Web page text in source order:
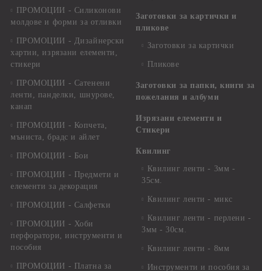
ПРОМОЦИИ - Силиконови
молдове и форми за отливки
ПРОМОЦИИ - Дизайнерски
хартии, изрязани елементи,
стикери
ПРОМОЦИИ - Сатенени
ленти, панделки, шнурове,
канап
ПРОМОЦИИ - Копчета,
мъниста, брадс и айлет
ПРОМОЦИИ - Бои
ПРОМОЦИИ - Предмети и
елементи за декорация
ПРОМОЦИИ - Салфетки
ПРОМОЦИИ - Хоби
перфоратори, инструменти и
пособия
ПРОМОЦИИ - Платна за
Заготовки за картички и
пликове
Заготовки за картички
Пликове
Заготовки за папки, книги за
пожелания и албуми
Изрязани елементи и
Стикери
Квилинг
Квилинг ленти - 3мм -
35см.
Квилинг ленти - микс
Квилинг ленти - перлени -
3мм - 30см.
Квилинг ленти - 8мм
Инструменти и пособия за